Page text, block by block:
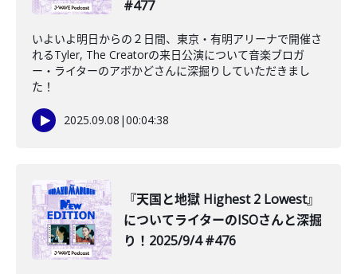
#477
いよいよ明日からの２日間、東京・有明アリーナで開催さ
れるTyler, The Creatorの来日公演について音楽ブロガ
ー・ライターのアボかどさんに深掘りしていただきまし
た！
2025.09.08 |00:04:38
『天国と地獄 Highest 2 Lowest』
についてライターのISOさんと深掘
り！2025/9/4 #476